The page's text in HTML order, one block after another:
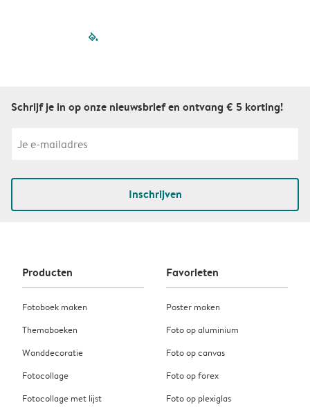
filled-pagination
Schrijf je in op onze nieuwsbrief en ontvang € 5 korting!
Inschrijven
Producten
Fotoboek maken
Themaboeken
Wanddecoratie
Fotocollage
Fotocollage met lijst
Favorieten
Poster maken
Foto op aluminium
Foto op canvas
Foto op forex
Foto op plexiglas